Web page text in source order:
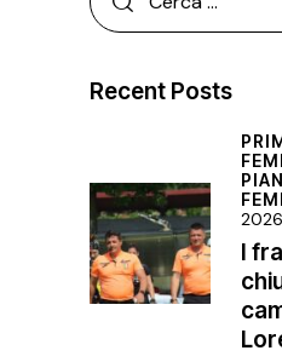
Recent Posts
2026
I